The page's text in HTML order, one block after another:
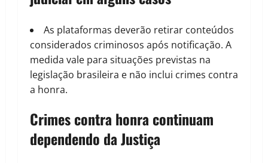
As plataformas deverão retirar conteúdos
considerados criminosos após notificação. A
medida vale para situações previstas na
legislação brasileira e não inclui crimes contra
a honra.
Crimes contra honra continuam
dependendo da Justiça